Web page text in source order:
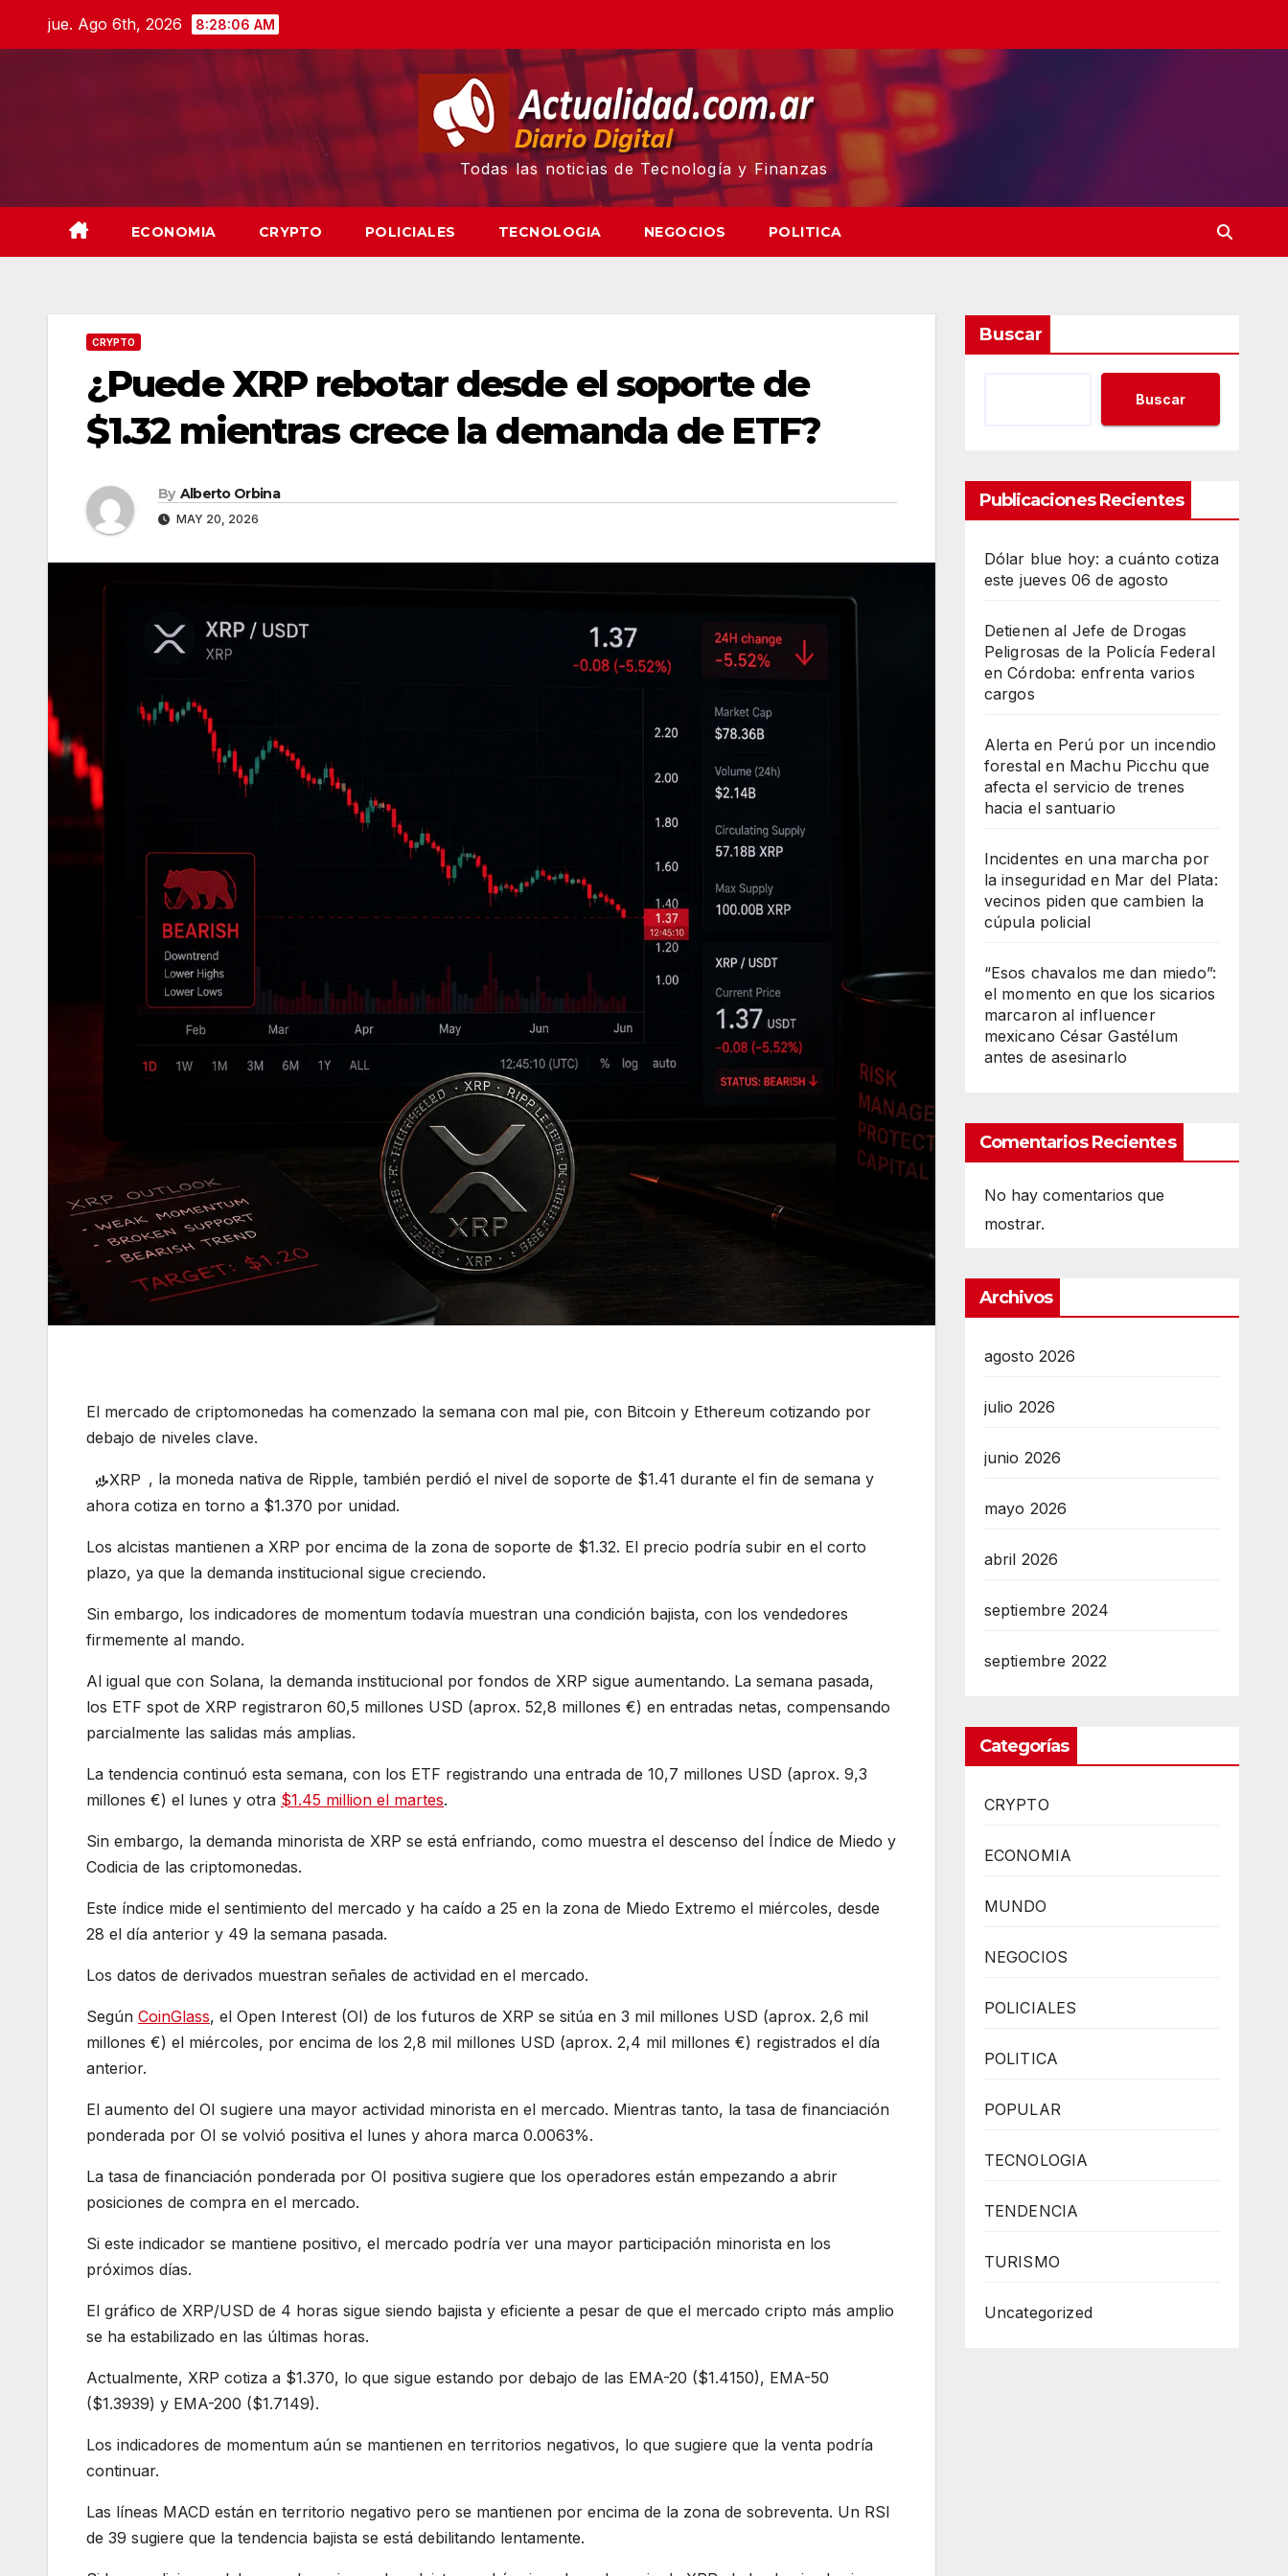
jue. Ago 6th, 2026 8:28:07 AM
Todas las noticias de Tecnología y Finanzas
ECONOMIA CRYPTO POLICIALES TECNOLOGIA NEGOCIOS POLITICA
CRYPTO
¿Puede XRP rebotar desde el soporte de
$1.32 mientras crece la demanda de ETF?
By Alberto Orbina
MAY 20, 2026
El mercado de criptomonedas ha comenzado la semana con mal pie, con Bitcoin y Ethereum cotizando por
debajo de niveles clave.
XRP , la moneda nativa de Ripple, también perdió el nivel de soporte de $1.41 durante el fin de semana y
ahora cotiza en torno a $1.370 por unidad.
Los alcistas mantienen a XRP por encima de la zona de soporte de $1.32. El precio podría subir en el corto
plazo, ya que la demanda institucional sigue creciendo.
Sin embargo, los indicadores de momentum todavía muestran una condición bajista, con los vendedores
firmemente al mando.
Al igual que con Solana, la demanda institucional por fondos de XRP sigue aumentando. La semana pasada,
los ETF spot de XRP registraron 60,5 millones USD (aprox. 52,8 millones €) en entradas netas, compensando
parcialmente las salidas más amplias.
La tendencia continuó esta semana, con los ETF registrando una entrada de 10,7 millones USD (aprox. 9,3
millones €) el lunes y otra $1.45 million el martes.
Sin embargo, la demanda minorista de XRP se está enfriando, como muestra el descenso del Índice de Miedo y
Codicia de las criptomonedas.
Este índice mide el sentimiento del mercado y ha caído a 25 en la zona de Miedo Extremo el miércoles, desde
28 el día anterior y 49 la semana pasada.
Los datos de derivados muestran señales de actividad en el mercado.
Según CoinGlass, el Open Interest (OI) de los futuros de XRP se sitúa en 3 mil millones USD (aprox. 2,6 mil
millones €) el miércoles, por encima de los 2,8 mil millones USD (aprox. 2,4 mil millones €) registrados el día
anterior.
El aumento del OI sugiere una mayor actividad minorista en el mercado. Mientras tanto, la tasa de financiación
ponderada por OI se volvió positiva el lunes y ahora marca 0.0063%.
La tasa de financiación ponderada por OI positiva sugiere que los operadores están empezando a abrir
posiciones de compra en el mercado.
Si este indicador se mantiene positivo, el mercado podría ver una mayor participación minorista en los
próximos días.
El gráfico de XRP/USD de 4 horas sigue siendo bajista y eficiente a pesar de que el mercado cripto más amplio
se ha estabilizado en las últimas horas.
Actualmente, XRP cotiza a $1.370, lo que sigue estando por debajo de las EMA-20 ($1.4150), EMA-50
($1.3939) y EMA-200 ($1.7149).
Los indicadores de momentum aún se mantienen en territorios negativos, lo que sugiere que la venta podría
continuar.
Las líneas MACD están en territorio negativo pero se mantienen por encima de la zona de sobreventa. Un RSI
de 39 sugiere que la tendencia bajista se está debilitando lentamente.
Buscar
Buscar
Publicaciones Recientes
Dólar blue hoy: a cuánto cotiza
este jueves 06 de agosto
Detienen al Jefe de Drogas
Peligrosas de la Policía Federal
en Córdoba: enfrenta varios
cargos
Alerta en Perú por un incendio
forestal en Machu Picchu que
afecta el servicio de trenes
hacia el santuario
Incidentes en una marcha por
la inseguridad en Mar del Plata:
vecinos piden que cambien la
cúpula policial
“Esos chavalos me dan miedo”:
el momento en que los sicarios
marcaron al influencer
mexicano César Gastélum
antes de asesinarlo
Comentarios Recientes
No hay comentarios que
mostrar.
Archivos
agosto 2026
julio 2026
junio 2026
mayo 2026
abril 2026
septiembre 2024
septiembre 2022
Categorías
CRYPTO
ECONOMIA
MUNDO
NEGOCIOS
POLICIALES
POLITICA
POPULAR
TECNOLOGIA
TENDENCIA
TURISMO
Uncategorized